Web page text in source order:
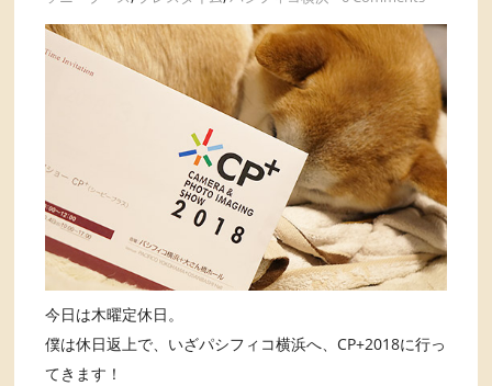
今日は木曜定休日。
僕は休日返上で、いざパシフィコ横浜へ、CP+2018に行っ
てきます！